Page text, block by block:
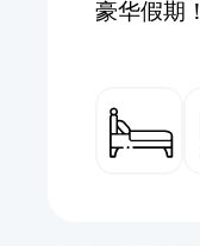
豪华假期！